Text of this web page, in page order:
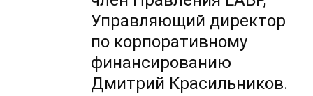
Управляющий директор
по корпоративному
финансированию
Дмитрий Красильников.